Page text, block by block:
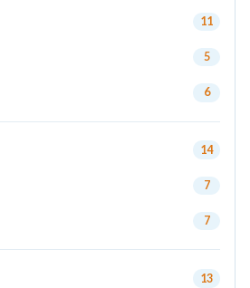
11
5
6
14
7
7
13